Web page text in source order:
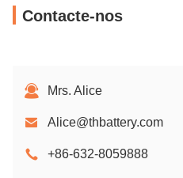
Contacte-nos
Mrs. Alice
Alice@thbattery.com
+86-632-8059888